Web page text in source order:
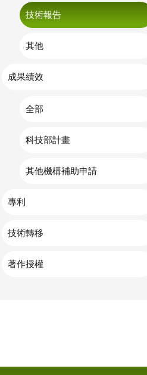
技術報告
其他
成果績效
全部
科技部計畫
其他機構補助申請
專利
技術轉移
著作授權